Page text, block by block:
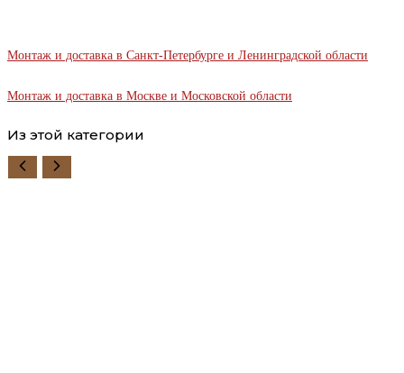
Монтаж и доставка в Санкт-Петербурге и Ленинградской области
Монтаж и доставка в Москве и Московской области
Из этой категории